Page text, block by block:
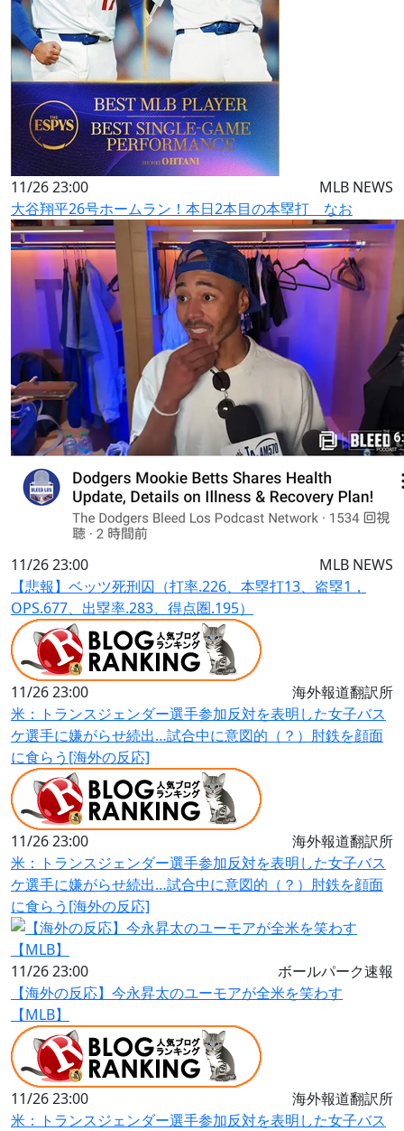
11/26 23:00
MLB NEWS
大谷翔平26号ホームラン！本日2本目の本塁打 なお
11/26 23:00
MLB NEWS
【悲報】ベッツ死刑囚（打率.226、本塁打13、盗塁1，
OPS.677、出塁率.283、得点圏.195）
11/26 23:00
海外報道翻訳所
米：トランスジェンダー選手参加反対を表明した女子バス
ケ選手に嫌がらせ続出…試合中に意図的（？）肘鉄を顔面
に食らう[海外の反応]
11/26 23:00
海外報道翻訳所
米：トランスジェンダー選手参加反対を表明した女子バス
ケ選手に嫌がらせ続出…試合中に意図的（？）肘鉄を顔面
に食らう[海外の反応]
11/26 23:00
ボールパーク速報
【海外の反応】今永昇太のユーモアが全米を笑わす
【MLB】
11/26 23:00
海外報道翻訳所
米：トランスジェンダー選手参加反対を表明した女子バス